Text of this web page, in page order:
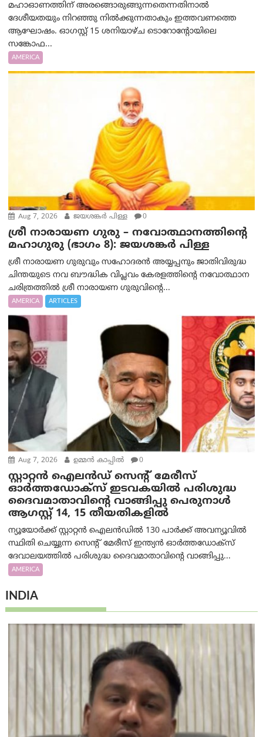
മഹാഓണത്തിന് അരങ്ങൊരുങ്ങുന്നതെന്നതിനാൽ
ദേശീയതയും നിറഞ്ഞു നിൽക്കുന്നതാകും ഇത്തവണത്തെ
ആഘോഷം. ഓഗസ്റ്റ് 15 ശനിയാഴ്ച ടൊറോന്റോയിലെ
സങ്കോഫ...
AMERICA
Aug 7, 2026 ജയശങ്കര്‍ പിള്ള 0
ശ്രീ നാരായണ ഗുരു – നവോത്ഥാനത്തിന്റെ
മഹാഗുരു (ഭാഗം 8): ജയശങ്കര്‍ പിള്ള
ശ്രീ നാരായണ ഗുരുവും സഹോദരൻ അയ്യപ്പനും ജാതിവിരുദ്ധ
ചിന്തയുടെ നവ ബൗദ്ധിക വിപ്ലവം കേരളത്തിന്റെ നവോത്ഥാന
ചരിത്രത്തിൽ ശ്രീ നാരായണ ഗുരുവിന്റെ...
AMERICA ARTICLES
Aug 7, 2026 ഉമ്മന്‍ കാപ്പില്‍ 0
സ്റ്റാറ്റൻ ഐലൻഡ് സെന്റ് മേരീസ്
ഓർത്തഡോക്സ് ഇടവകയിൽ പരിശുദ്ധ
ദൈവമാതാവിന്റെ വാങ്ങിപ്പു പെരുനാൾ
ആഗസ്റ്റ് 14, 15 തീയതികളിൽ
ന്യൂയോർക്ക് സ്റ്റാറ്റൻ ഐലൻഡിൽ 130 പാർക്ക് അവന്യൂവിൽ
സ്ഥിതി ചെയ്യുന്ന സെന്റ് മേരീസ് ഇന്ത്യൻ ഓർത്തഡോക്സ്
ദേവാലയത്തിൽ പരിശുദ്ധ ദൈവമാതാവിന്റെ വാങ്ങിപ്പു...
AMERICA
INDIA